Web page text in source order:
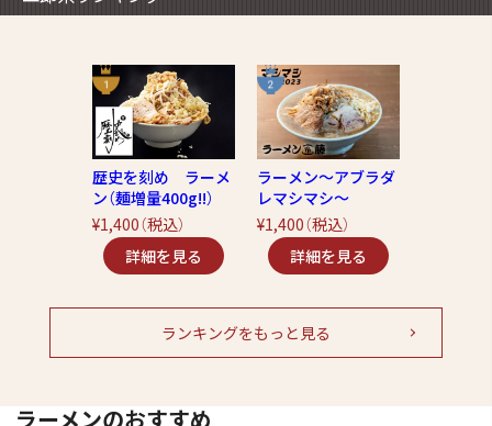
歴史を刻め ラーメ
ン（麺増量400g!!）
¥1,400（税込）
ラーメン～アブラダ
レマシマシ～
¥1,400（税込）
ランキングをもっと見る
ラーメンのおすすめ